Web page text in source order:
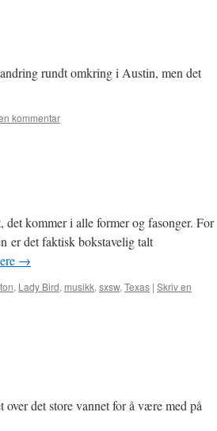
rundt omkring i Austin, men det
kommentar
kommer i alle former og fasonger. For
er det faktisk bokstavelig talt
→
, Lady Bird, musikk, sxsw, Texas | Skriv en
det store vannet for å være med på